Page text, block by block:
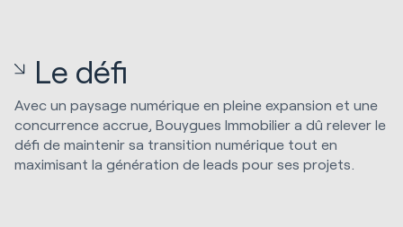
Le défi
Avec un paysage numérique en pleine expansion et une
concurrence accrue, Bouygues Immobilier a dû relever le
défi de maintenir sa transition numérique tout en
maximisant la génération de leads pour ses projets.